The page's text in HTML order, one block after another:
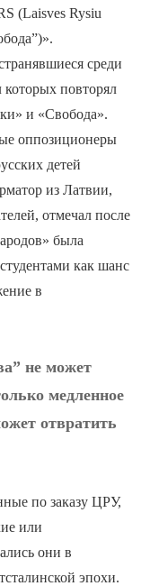
(Laisves Rysiu
среди
которых повторял
и «Свобода».
оппозиционеры
детей
из Латвии,
отмечал после
была
как шанс
в
не может
медленное
отвратить
по заказу ЦРУ,
или
они в
эпохи.